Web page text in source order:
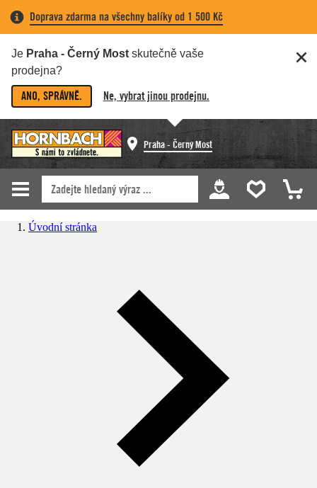
Doprava zdarma na všechny balíky od 1 500 Kč
Je Praha - Černý Most skutečně vaše
prodejna?
ANO, SPRÁVNĚ. Ne, vybrat jinou prodejnu.
Praha - Černý Most
Úvodní stránka